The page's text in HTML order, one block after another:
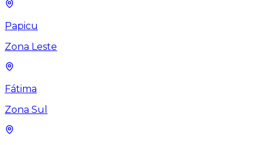
Papicu
Zona Leste
Fátima
Zona Sul